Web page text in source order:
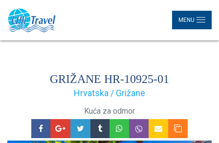
MENU
GRIŽANE HR-10925-01
Hrvatska / Grižane
Kuća za odmor